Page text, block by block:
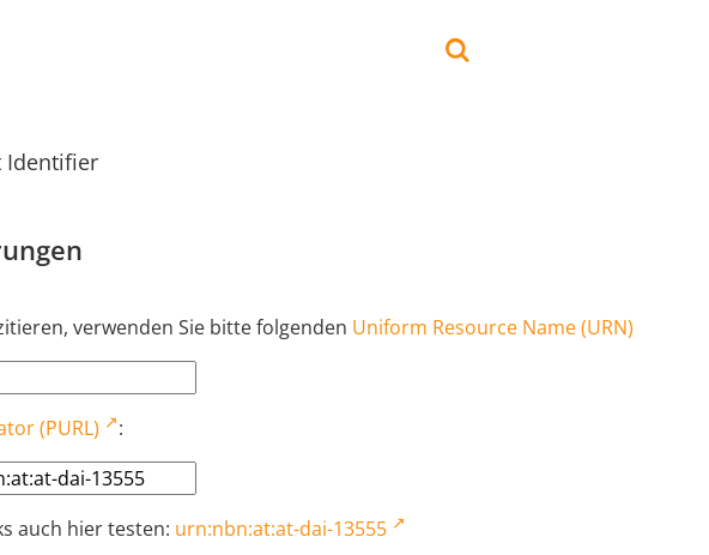
Identifier
verwenden Sie bitte folgenden Uniform Resource Name (URN)
(PURL) :
auch hier testen: urn:nbn:at:at-dai-13555